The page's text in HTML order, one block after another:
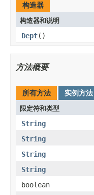
构造器
构造器和说明
Dept()
方法概要
所有方法 实例方法
限定符和类型
String
String
String
String
boolean